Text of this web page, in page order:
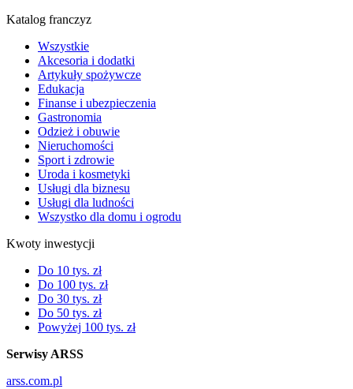
Katalog franczyz
Wszystkie
Akcesoria i dodatki
Artykuły spożywcze
Edukacja
Finanse i ubezpieczenia
Gastronomia
Odzież i obuwie
Nieruchomości
Sport i zdrowie
Uroda i kosmetyki
Usługi dla biznesu
Usługi dla ludności
Wszystko dla domu i ogrodu
Kwoty inwestycji
Do 10 tys. zł
Do 100 tys. zł
Do 30 tys. zł
Do 50 tys. zł
Powyżej 100 tys. zł
Serwisy ARSS
arss.com.pl